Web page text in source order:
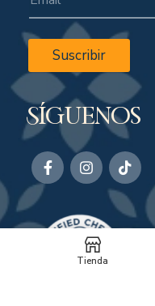
Suscribir
Síguenos
Tienda